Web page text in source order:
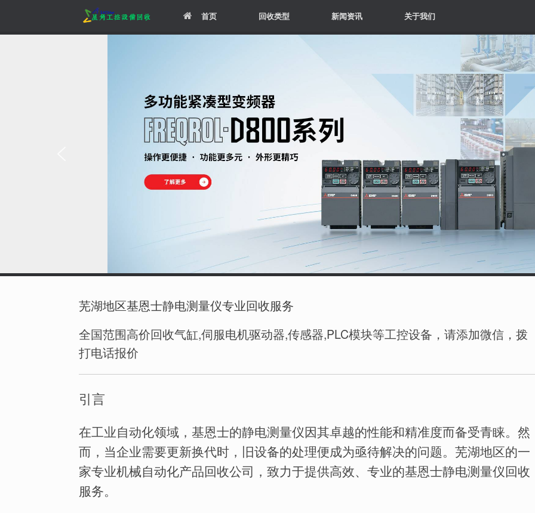
首页 回收类型 新闻资讯 关于我们
芜湖地区基恩士静电测量仪专业回收服务
全国范围高价回收气缸,伺服电机驱动器,传感器,PLC模块等工控设备，请添加微信，拨
打电话报价
引言
在工业自动化领域，基恩士的静电测量仪因其卓越的性能和精准度而备受青睐。然
而，当企业需要更新换代时，旧设备的处理便成为亟待解决的问题。芜湖地区的一
家专业机械自动化产品回收公司，致力于提供高效、专业的基恩士静电测量仪回收
服务。